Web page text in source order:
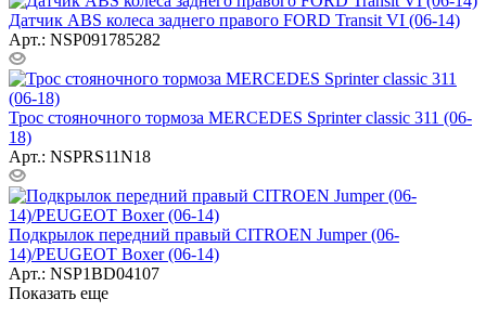
Датчик ABS колеса заднего правого FORD Transit VI (06-14)
Арт.: NSP091785282
Трос стояночного тормоза MERCEDES Sprinter classic 311 (06-
18)
Арт.: NSPRS11N18
Подкрылок передний правый CITROEN Jumper (06-
14)/PEUGEOT Boxer (06-14)
Арт.: NSP1BD04107
Показать еще